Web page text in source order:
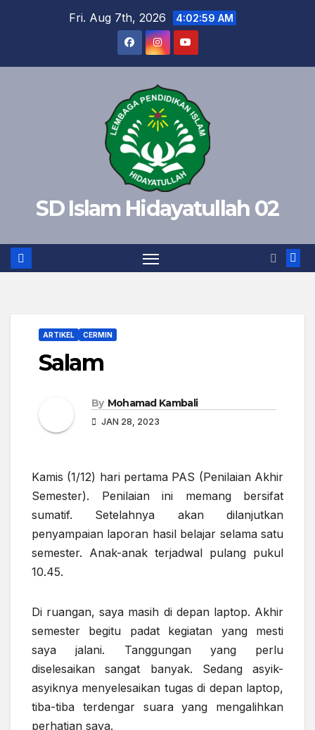
Fri. Aug 7th, 2026 4:03:00 AM
SD Islam Hidayatullah 02
ARTIKEL CERMIN
Salam
By Mohamad Kambali
JAN 28, 2023
Kamis (1/12) hari pertama PAS (Penilaian Akhir
Semester). Penilaian ini memang bersifat
sumatif. Setelahnya akan dilanjutkan
penyampaian laporan hasil belajar selama satu
semester. Anak-anak terjadwal pulang pukul
10.45.
Di ruangan, saya masih di depan laptop. Akhir
semester begitu padat kegiatan yang mesti
saya jalani. Tanggungan yang perlu
diselesaikan sangat banyak. Sedang asyik-
asyiknya menyelesaikan tugas di depan laptop,
tiba-tiba terdengar suarayang mengalihkan
perhatian saya.